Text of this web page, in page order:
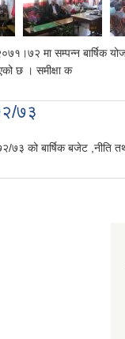
मा सम्पन्न बार्षिक
छ । समीक्षा क
७३
७३ को बार्षिक बजेट ,नीति